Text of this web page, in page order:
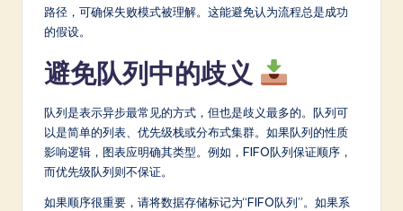
路径，可确保失败模式被理解。这能避免认为流程总是成功
的假设。
避免队列中的歧义
队列是表示异步最常见的方式，但也是歧义最多的。队列可
以是简单的列表、优先级栈或分布式集群。如果队列的性质
影响逻辑，图表应明确其类型。例如，FIFO队列保证顺序，
而优先级队列则不保证。
如果顺序很重要，请将数据存储标记为“FIFO队列”。如果系